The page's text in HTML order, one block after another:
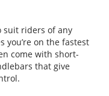
suit riders of any
you’re on the fastest
come with short-
that give